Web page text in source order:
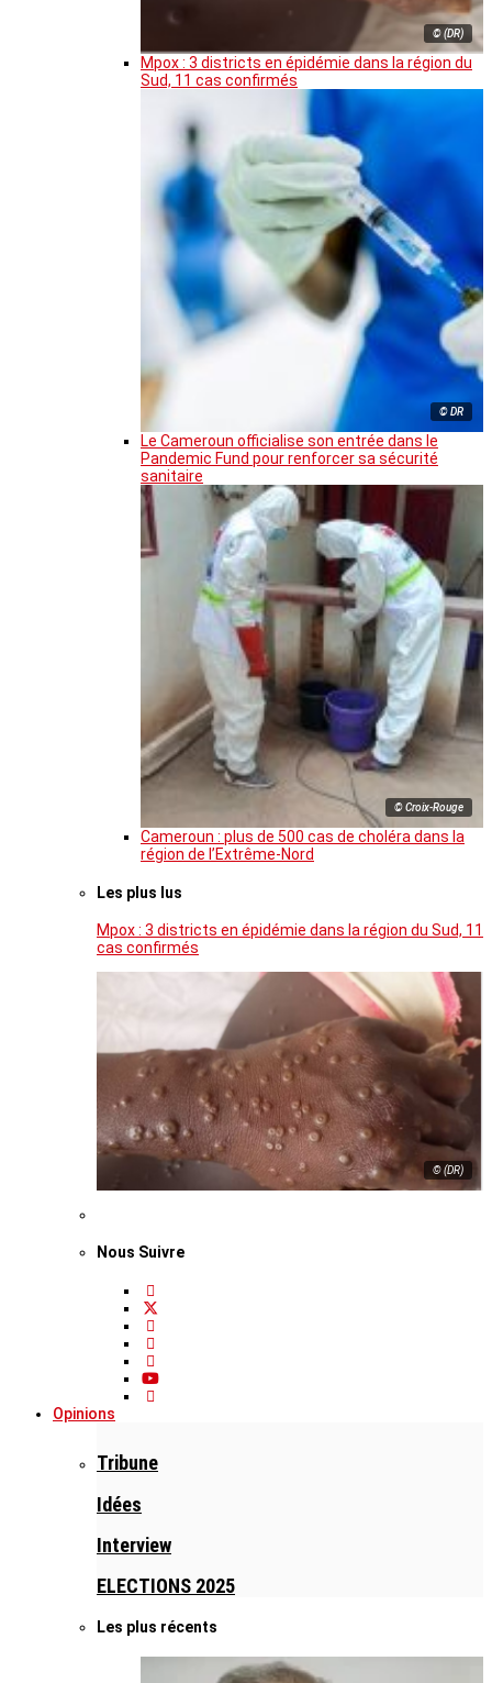
© (DR)
Mpox : 3 districts en épidémie dans la région du
Sud, 11 cas confirmés
© DR
Le Cameroun officialise son entrée dans le
Pandemic Fund pour renforcer sa sécurité
sanitaire
© Croix-Rouge
Cameroun : plus de 500 cas de choléra dans la
région de l’Extrême-Nord
Les plus lus
Mpox : 3 districts en épidémie dans la région du Sud, 11
cas confirmés
© (DR)
Nous Suivre
Opinions
Tribune
Idées
Interview
ELECTIONS 2025
Les plus récents